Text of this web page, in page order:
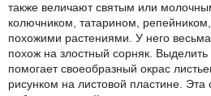
также величают святым или
колючником, татарином,
похожими растениями. У него
похож на злостный сорняк. Выделить
помогает своеобразный окрас
рисунком на листовой пластине. Эта